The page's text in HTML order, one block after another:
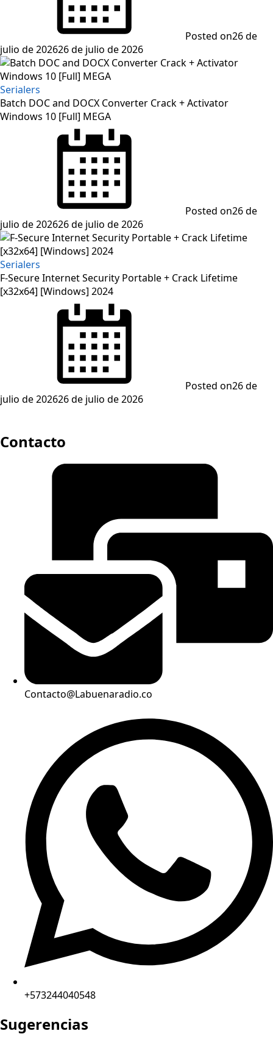
Posted on26 de
julio de 202626 de julio de 2026
Serialers
Batch DOC and DOCX Converter Crack + Activator
Windows 10 [Full] MEGA
Posted on26 de
julio de 202626 de julio de 2026
Serialers
F-Secure Internet Security Portable + Crack Lifetime
[x32x64] [Windows] 2024
Posted on26 de
julio de 202626 de julio de 2026
Contacto
Contacto@Labuenaradio.co
+573244040548
Sugerencias